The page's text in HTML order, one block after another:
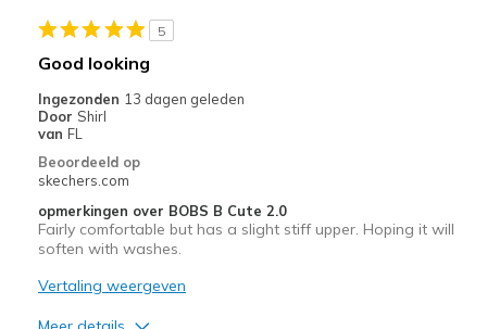
Casual Wear
Sizing
View On Shoes
5
Good looking
Ingezonden 13 dagen geleden
Door Shirl
van FL
Beoordeeld op
skechers.com
opmerkingen over BOBS B Cute 2.0
Fairly comfortable but has a slight stiff upper. Hoping it will
soften with washes.
Vertaling weergeven